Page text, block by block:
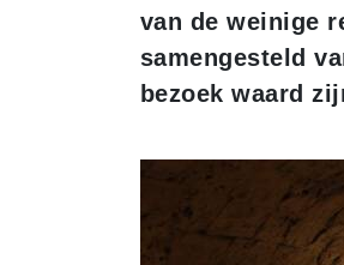
van de weinige
samengesteld
bezoek waard